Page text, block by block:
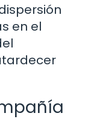
en el